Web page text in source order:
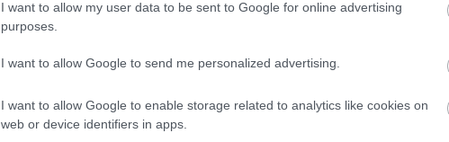
I want to allow my user data to be sent to Google for online advertising
purposes.
I want to allow Google to send me personalized advertising.
I want to allow Google to enable storage related to analytics like cookies on
web or device identifiers in apps.
A